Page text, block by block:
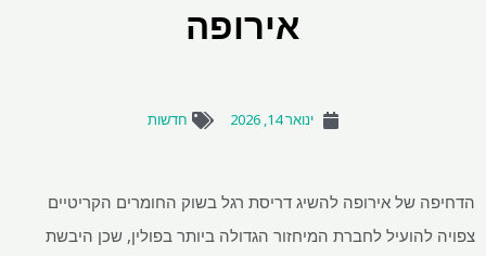
אירופה
ינואר 14, 2026 חדשות
הדחיפה של אירופה להשיג דריסת רגל בשוק החומרים הקריטיים
צפויה להועיל לחברת המיחזור הגדולה ביותר בפולין, שכן היבשת